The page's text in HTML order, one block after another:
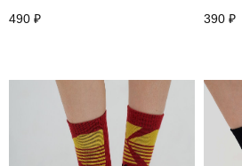
490 ₽ 390 ₽
*запрещено на территории РФ